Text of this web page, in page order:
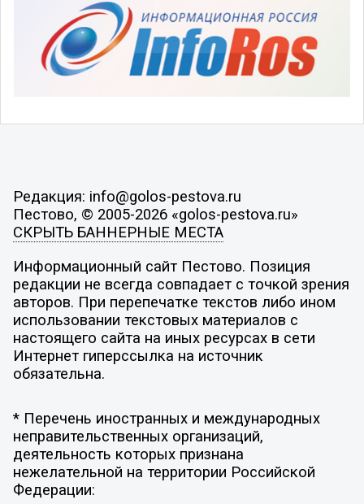
Редакция: info@golos-pestova.ru
Пестово, © 2005-2026 «golos-pestova.ru»
СКРЫТЬ БАННЕРНЫЕ МЕСТА
Информационный сайт Пестово. Позиция
редакции не всегда совпадает с точкой зрения
авторов. При перепечатке текстов либо ином
использовании текстовых материалов с
настоящего сайта на иных ресурсах в сети
Интернет гиперссылка на источник
обязательна.
* Перечень иностранных и международных
неправительственных организаций,
деятельность которых признана
нежелательной на территории Российской
Федерации: